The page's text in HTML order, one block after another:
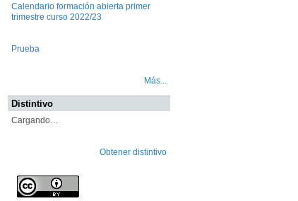
Calendario formación abierta primer
trimestre curso 2022/23
Prueba
Más...
Distintivo
Cargando…
Obtener distintivo